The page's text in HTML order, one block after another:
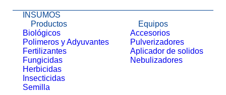
INSUMOS
Productos
Biológicos
Polimeros y Adyuvantes
Fertilizantes
Fungicidas
Herbicidas
Insecticidas
Semilla
Equipos
Accesorios
Pulverizadores
Aplicador de solidos
Nebulizadores